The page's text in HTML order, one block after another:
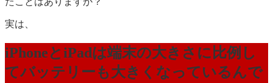
実は、
iPhoneとiPadは端末の大きさに比例し
てバッテリーも大きくなっているんで